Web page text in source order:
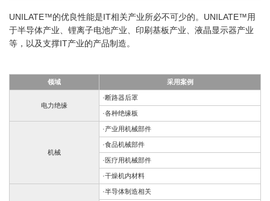
UNILATE™的优良性能是IT相关产业所必不可少的。UNILATE™用
于半导体产业、锂离子电池产业、印刷基板产业、液晶显示器产业
等，以及支撑IT产业的产品制造。
领域 采用案例
电力绝缘
·断路器后罩
·各种绝缘板
机械
·产业用机械部件
·食品机械部件
·医疗用机械部件
·干燥机内材料
·半导体制造相关